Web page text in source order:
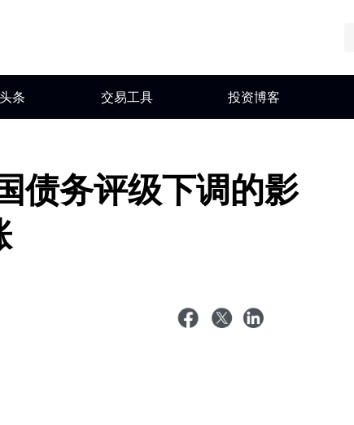
头条 交易工具 投资博客
债务评级下调的影